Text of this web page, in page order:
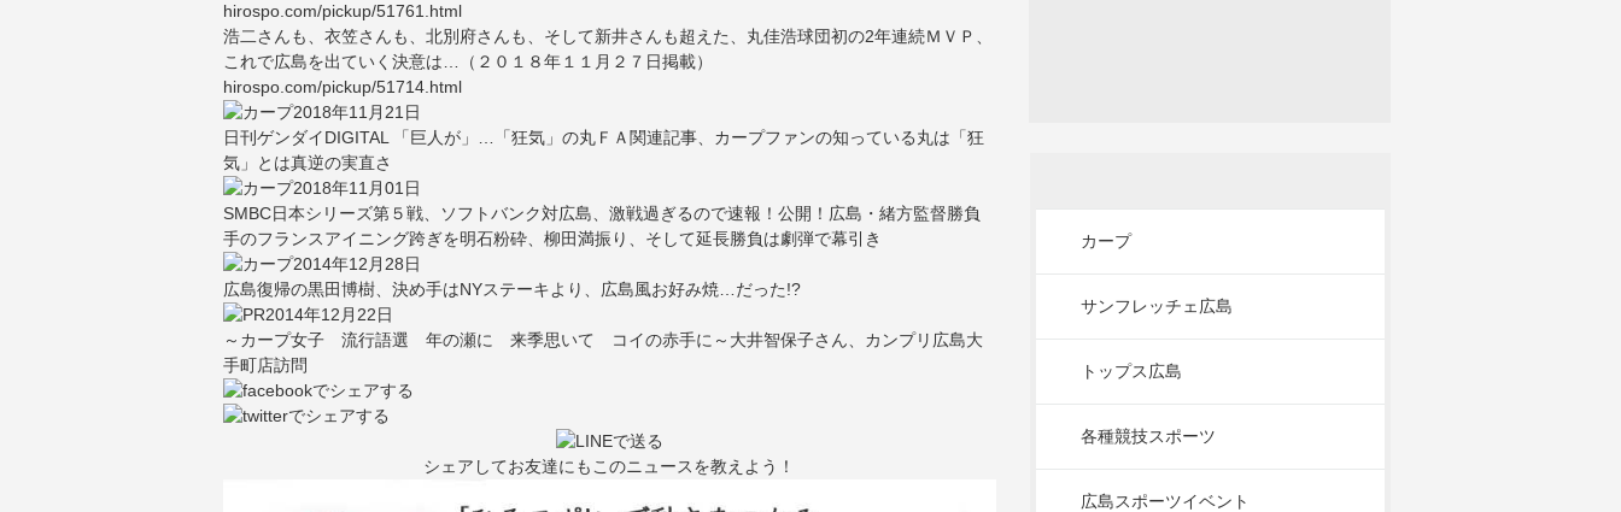
hirospo.com/pickup/51761.html
浩二さんも、衣笠さんも、北別府さんも、そして新井さんも超えた、丸佳浩球団初の2年連続ＭＶＰ、
これで広島を出ていく決意は…（２０１８年１１月２７日掲載）
hirospo.com/pickup/51714.html
2018年11月21日
日刊ゲンダイDIGITAL 「巨人が」…「狂気」の丸ＦＡ関連記事、カープファンの知っている丸は「狂
気」とは真逆の実直さ
2018年11月01日
SMBC日本シリーズ第５戦、ソフトバンク対広島、激戦過ぎるので速報！公開！広島・緒方監督勝負
手のフランスアイニング跨ぎを明石粉砕、柳田満振り、そして延長勝負は劇弾で幕引き
2014年12月28日
広島復帰の黒田博樹、決め手はNYステーキより、広島風お好み焼…だった!?
2014年12月22日
～カープ女子 流行語選 年の瀬に 来季思いて コイの赤手に～大井智保子さん、カンプリ広島大
手町店訪問
シェアしてお友達にもこのニュースを教えよう！
カープ
サンフレッチェ広島
トップス広島
各種競技スポーツ
広島スポーツイベント